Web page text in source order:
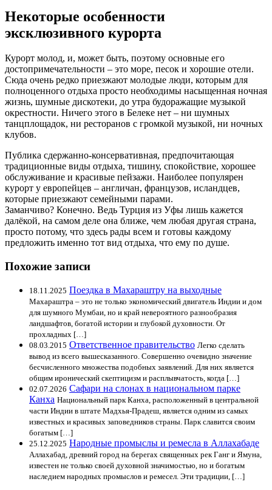
Некоторые особенности
эксклюзивного курорта
Курорт молод, и, может быть, поэтому основные его
достопримечательности – это море, песок и хорошие отели.
Сюда очень редко приезжают молодые люди, которым для
полноценного отдыха просто необходимы насыщенная ночная
жизнь, шумные дискотеки, до утра будоражащие музыкой
окрестности. Ничего этого в Белеке нет – ни шумных
танцплощадок, ни ресторанов с громкой музыкой, ни ночных
клубов.
Публика сдержанно-консервативная, предпочитающая
традиционные виды отдыха, тишину, спокойствие, хорошее
обслуживание и красивые пейзажи. Наиболее популярен
курорт у европейцев – англичан, французов, исландцев,
которые приезжают семейными парами.
Заманчиво? Конечно. Ведь Турция из Уфы лишь кажется
далёкой, на самом деле она ближе, чем любая другая страна,
просто потому, что здесь рады всем и готовы каждому
предложить именно тот вид отдыха, что ему по душе.
Похожие записи
18.11.2025 Поездка в Махараштру на выходные
Махараштра – это не только экономический двигатель Индии и дом
для шумного Мумбаи, но и край невероятного разнообразия
ландшафтов, богатой истории и глубокой духовности. От
прохладных […]
08.03.2015 Ответственное правительство Легко сделать
вывод из всего вышесказанного. Совершенно очевидно значение
бесчисленного множества подобных заявлений. Для них является
общим иронический скептицизм и расплывчатость, когда […]
02.07.2026 Сафари на слонах в национальном парке
Канха Национальный парк Канха, расположенный в центральной
части Индии в штате Мадхья-Прадеш, является одним из самых
известных и красивых заповедников страны. Парк славится своим
богатым […]
25.12.2025 Народные промыслы и ремесла в Аллахабаде
Аллахабад, древний город на берегах священных рек Ганг и Ямуна,
известен не только своей духовной значимостью, но и богатым
наследием народных промыслов и ремесел. Эти традиции, […]